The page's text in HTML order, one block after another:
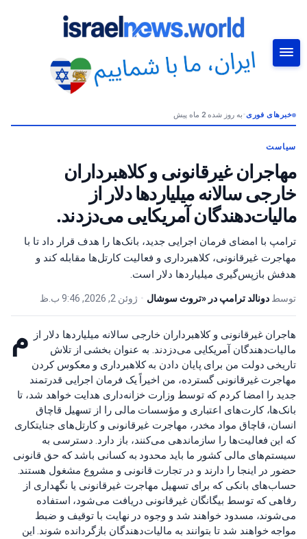
خبرهای فوری•به روز شده 2 ماه پیش
سیاست
مهاجران غیرقانونی و کلاهبرداران
خارجی سالانه میلیاردها دلار از
مالیات‌دهندگان آمریکایی می‌دزدند.
ترامپ با امضای فرمان اجرایی جدید، بانک‌ها را هدف قرار داد تا با
مهاجرت غیرقانونی، کلاهبرداری و فعالیت کارتل‌ها مقابله کند و
هدفش بازپس‌گیری میلیاردها دلار است.
توسط دونالد ترامپ در «تروث سوشال • ژوئن 2, 2026, 9:46 ب.ظ
م
هاجران غیرقانونی و کلاهبرداران خارجی سالانه میلیاردها دلار از
مالیات‌دهندگان آمریکایی می‌دزدند. به عنوان بخشی از تلاش
تاریخی دولت من برای پایان دادن به کلاهبرداری و معکوس کردن
مهاجرت غیرقانونی گسترده، من اخیراً یک فرمان اجرایی قدرتمند
جدید را امضا کردم که توسط وزارت خزانه‌داری هدایت خواهد شد، تا
بانک‌ها، کارت‌های اعتباری و مؤسسات مالی را از تسهیل قاچاق
انسان، قاچاق مواد مخدر، مهاجرت غیرقانونی و کارتل‌های جنایتکاری
که این فعالیت‌ها را سازماندهی می‌کنند، باز دارد. دسترسی به
سیستم‌های مالی کشور ما باید محدود به کسانی باشد که حق قانونی
حضور در اینجا را دارند و در تجارت قانونی و مشروع مشغول هستند.
حساب‌های بانکی که برای تسهیل مهاجرت غیرقانونی یا نگهداری از
رفاهی که توسط بیگانگان غیرقانونی دریافت می‌شود، استفاده
می‌شوند، مسدود خواهند شد و وجوه در نهایت با توقیف و ضبط
مواجه خواهند شد تا بتوانند به مالیات‌دهندگان بازگردانده شوند. این